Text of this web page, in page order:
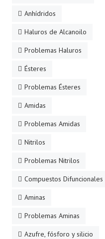
Anhídridos
Haluros de Alcanoilo
Problemas Haluros
Ésteres
Problemas Ésteres
Amidas
Problemas Amidas
Nitrilos
Problemas Nitrilos
Compuestos Difuncionales
Aminas
Problemas Aminas
Azufre, fósforo y silicio